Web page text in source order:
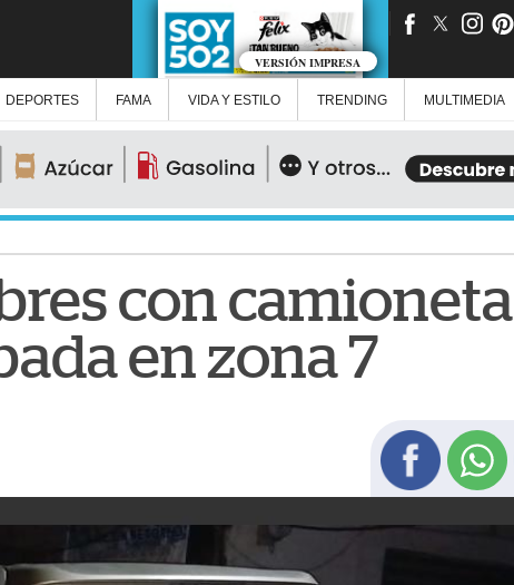
VERSIÓN IMPRESA
DEPORTES FAMA VIDA Y ESTILO TRENDING MULTIMEDIA
con camioneta
en zona 7